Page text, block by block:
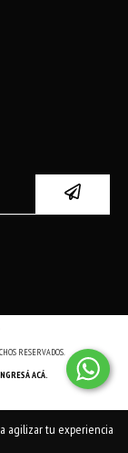
agilizar tu experiencia
RESERVADOS.
ACÁ.